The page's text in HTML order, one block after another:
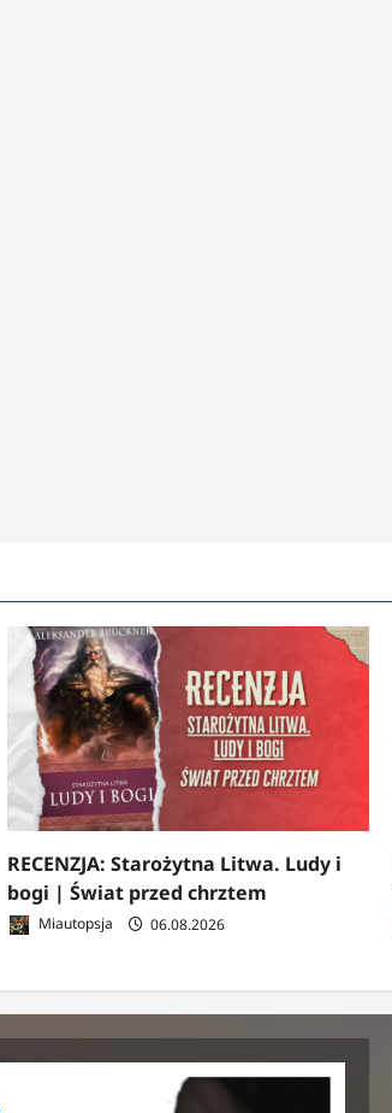
RECENZJA: Starożytna Litwa. Ludy i
bogi | Świat przed chrztem
Miautopsja 06.08.2026